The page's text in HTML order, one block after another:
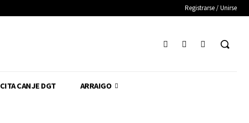
Registrarse / Unirse
CITA CANJE DGT ARRAIGO